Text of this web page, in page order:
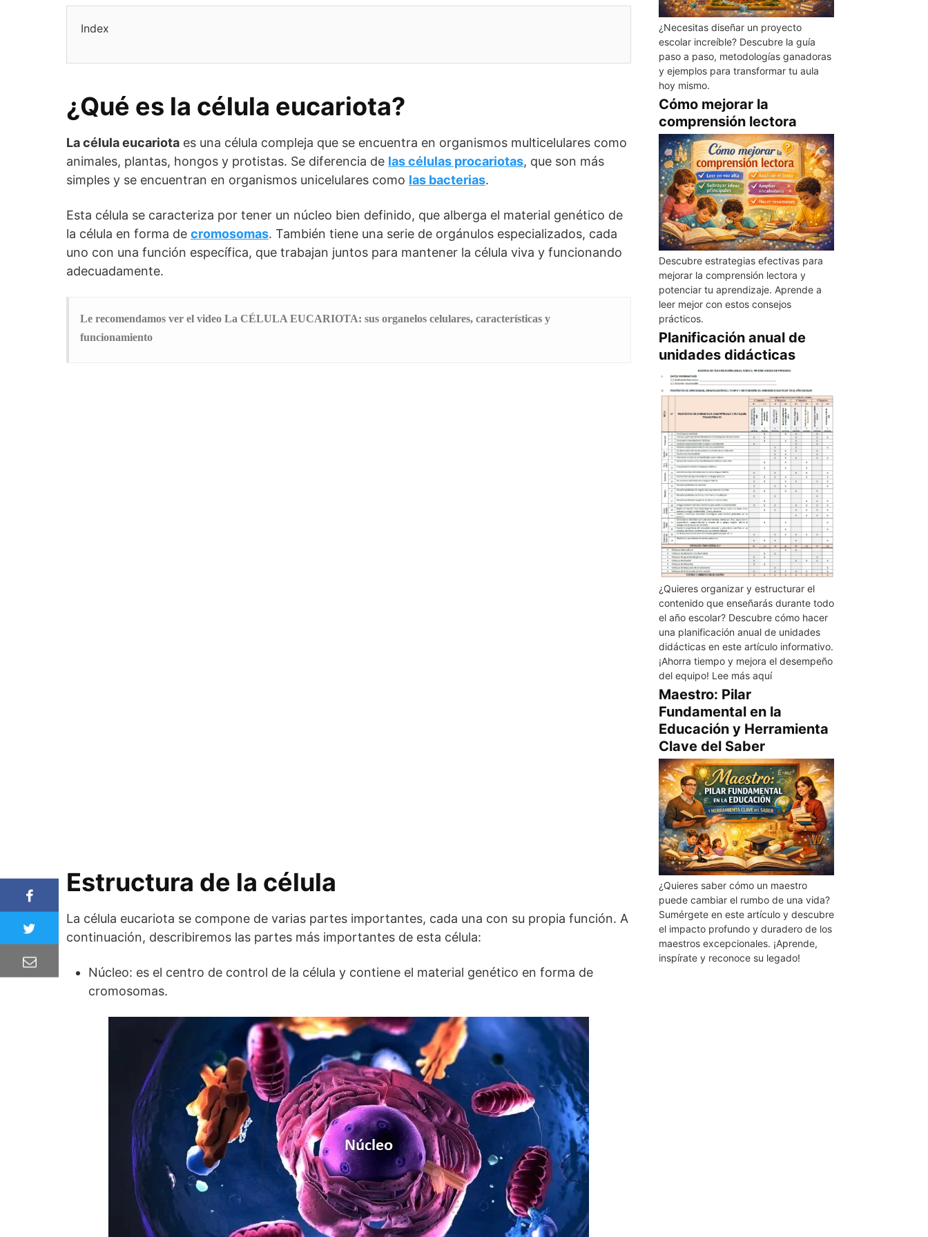
Index
¿Qué es la célula eucariota?
La célula eucariota es una célula compleja que se encuentra en organismos multicelulares como
animales, plantas, hongos y protistas. Se diferencia de las células procariotas, que son más
simples y se encuentran en organismos unicelulares como las bacterias.
Esta célula se caracteriza por tener un núcleo bien definido, que alberga el material genético de
la célula en forma de cromosomas. También tiene una serie de orgánulos especializados, cada
uno con una función específica, que trabajan juntos para mantener la célula viva y funcionando
adecuadamente.
Le recomendamos ver el video La CÉLULA EUCARIOTA: sus organelos celulares, características y
funcionamiento
Estructura de la célula
La célula eucariota se compone de varias partes importantes, cada una con su propia función. A
continuación, describiremos las partes más importantes de esta célula:
Núcleo: es el centro de control de la célula y contiene el material genético en forma de
cromosomas.
¿Necesitas diseñar un proyecto
escolar increíble? Descubre la guía
paso a paso, metodologías ganadoras
y ejemplos para transformar tu aula
hoy mismo.
Cómo mejorar la
comprensión lectora
Descubre estrategias efectivas para
mejorar la comprensión lectora y
potenciar tu aprendizaje. Aprende a
leer mejor con estos consejos
prácticos.
Planificación anual de
unidades didácticas
¿Quieres organizar y estructurar el
contenido que enseñarás durante todo
el año escolar? Descubre cómo hacer
una planificación anual de unidades
didácticas en este artículo informativo.
¡Ahorra tiempo y mejora el desempeño
del equipo! Lee más aquí
Maestro: Pilar
Fundamental en la
Educación y Herramienta
Clave del Saber
¿Quieres saber cómo un maestro
puede cambiar el rumbo de una vida?
Sumérgete en este artículo y descubre
el impacto profundo y duradero de los
maestros excepcionales. ¡Aprende,
inspírate y reconoce su legado!